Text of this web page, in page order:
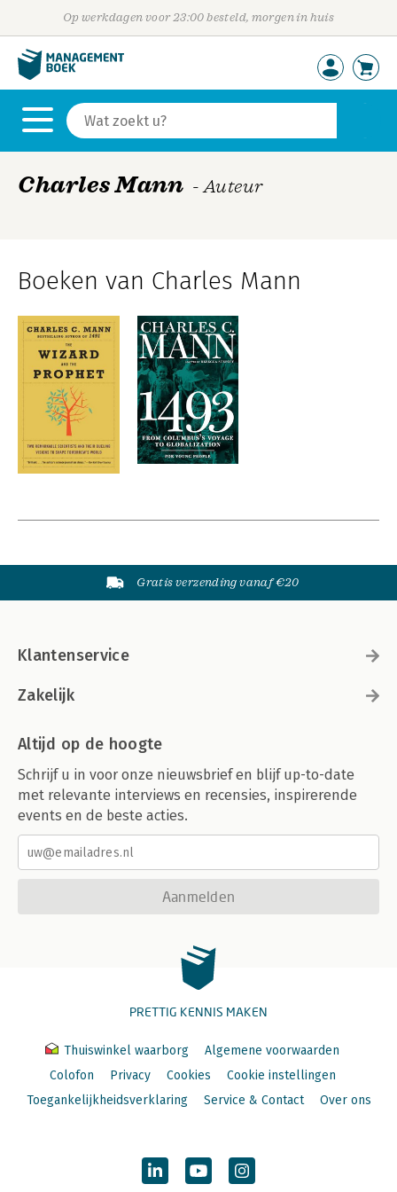
Op werkdagen voor 23:00 besteld, morgen in huis
Charles Mann - Auteur
Boeken van Charles Mann
Gratis verzending vanaf €20
Klantenservice
Zakelijk
Altijd op de hoogte
Schrijf u in voor onze nieuwsbrief en blijf up-to-date
met relevante interviews en recensies, inspirerende
events en de beste acties.
Aanmelden
PRETTIG KENNIS MAKEN
Thuiswinkel waarborg
Algemene voorwaarden
Colofon
Privacy Cookies
Cookie instellingen
Toegankelijkheidsverklaring
Service & Contact Over ons